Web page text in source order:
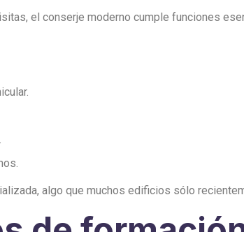
el conserje moderno cumple funciones
algo que muchos edificios sólo